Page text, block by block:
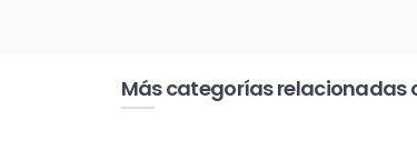
Más categorías relacionadas